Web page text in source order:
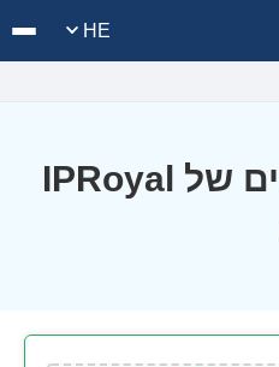
HE
קופונים ומבצעים של IPRoyal